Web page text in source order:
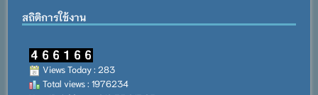
สถิติการใช้งาน
Views Today : 283
Total views : 1976234